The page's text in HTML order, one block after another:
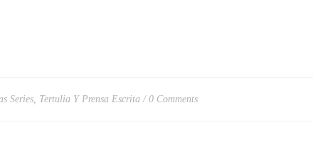
Series Tertulia Y Prensa Escrita 0 Comments